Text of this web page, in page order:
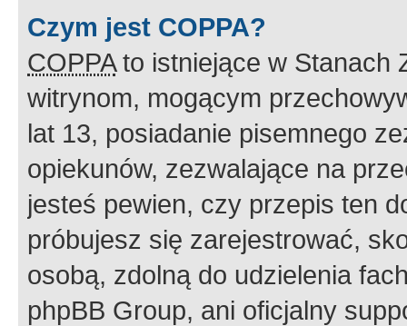
Czym jest COPPA?
COPPAto istniejące w Stanach
witrynom, mogącym
lat 13, posiadanie pisemnego
opiekunów, zezwalające na
jesteś pewien, czy przepis ten
próbujesz się zarejestrować,
osobą, zdolną do udzielenia
phpBB Group, ani oficjalny